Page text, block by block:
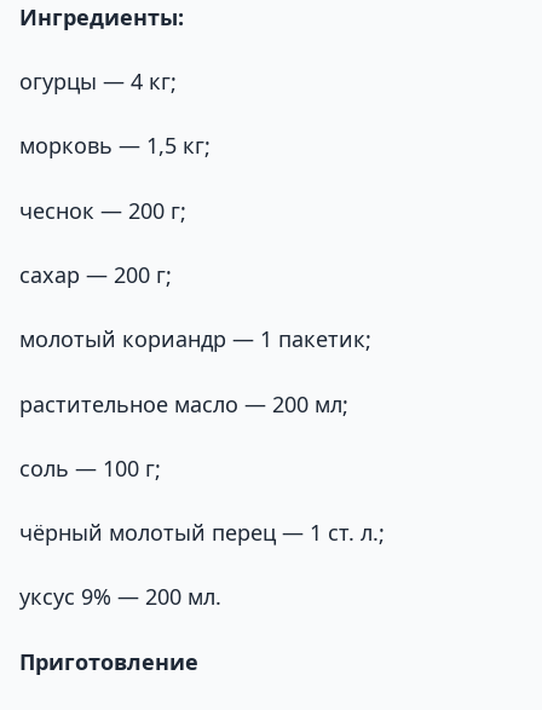
Ингредиенты:
огурцы — 4 кг;
морковь — 1,5 кг;
чеснок — 200 г;
сахар — 200 г;
молотый кориандр — 1 пакетик;
растительное масло — 200 мл;
соль — 100 г;
чёрный молотый перец — 1 ст. л.;
уксус 9% — 200 мл.
Приготовление